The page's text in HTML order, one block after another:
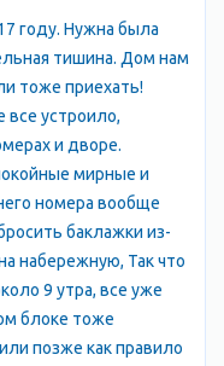
крымских вин
жаркий день
на лошади Вы
природы в Долине
отправитесь в
поездки мы
перечень цен на
В многочисленных
товары
порадуют
году. Нужна была
тишина. Дом нам
тоже приехать!
все устроило,
и дворе.
мирные и
номера вообще
баклажки из-
набережную, Так что
9 утра, все уже
блоке тоже
позже как правило